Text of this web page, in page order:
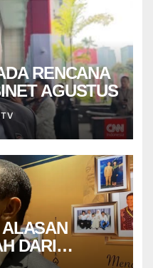
RENCANA
AGUSTUS
DARI